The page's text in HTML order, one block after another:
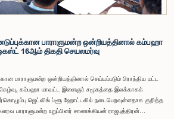
உறுப்பினரான அமைச்சர் கலாநிதி உபாலி பன்னிலகே மற்றும்
ருவந்திலக ஜயக்கொடி மற்றும் கதிரவேலு
பாராளுமன்ற ஒன்றியத்தினால் கம்பஹா
16ஆம் திகதி செயலமர்வு
பாராளுமன்ற ஒன்றியத்தினால் செய்யப்படும் பிராந்திய மட்ட
கம்பஹா மாவட்ட இளைஞர் சமூகத்தை இலக்காகக்
ஜெட்விங் ப்ளூ ஹோட்டலில் நடைபெறவுள்ளதாக குறித்த
உறுப்பினர் சாணக்கியன் ராஜபுத்திரன்